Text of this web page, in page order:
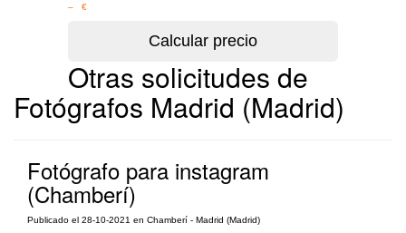
– €
Otras solicitudes de
Fotógrafos Madrid (Madrid)
Fotógrafo para instagram
(Chamberí)
Publicado el 28-10-2021 en Chamberí - Madrid (Madrid)